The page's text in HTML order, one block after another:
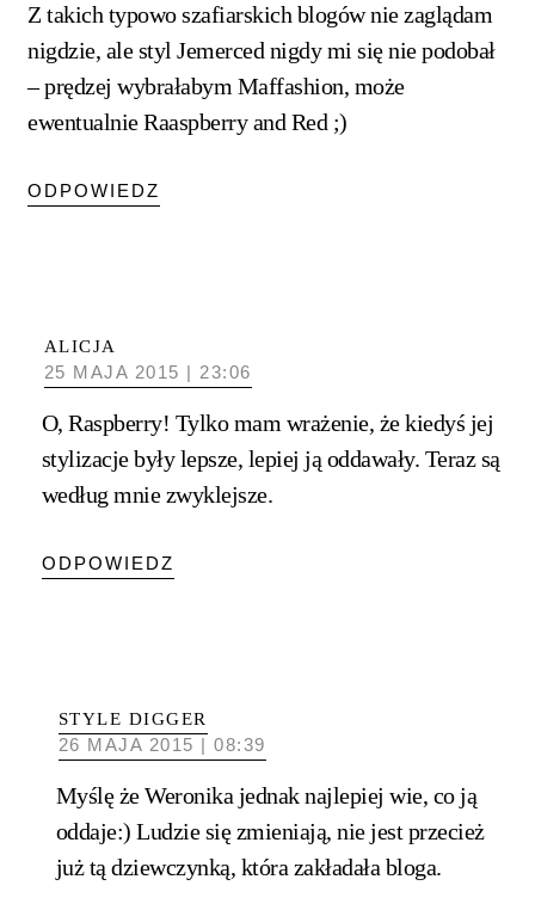
Z takich typowo szafiarskich blogów nie zaglądam
nigdzie, ale styl Jemerced nigdy mi się nie podobał
– prędzej wybrałabym Maffashion, może
ewentualnie Raaspberry and Red ;)
ODPOWIEDZ
ALICJA
25 MAJA 2015 | 23:06
O, Raspberry! Tylko mam wrażenie, że kiedyś jej
stylizacje były lepsze, lepiej ją oddawały. Teraz są
według mnie zwyklejsze.
ODPOWIEDZ
STYLE DIGGER
26 MAJA 2015 | 08:39
Myślę że Weronika jednak najlepiej wie, co ją
oddaje:) Ludzie się zmieniają, nie jest przecież
już tą dziewczynką, która zakładała bloga.